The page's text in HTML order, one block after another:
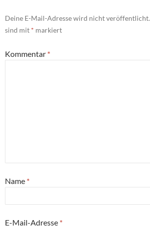
Deine E-Mail-Adresse wird nicht veröffentlicht.
sind mit * markiert
Kommentar *
Name *
E-Mail-Adresse *